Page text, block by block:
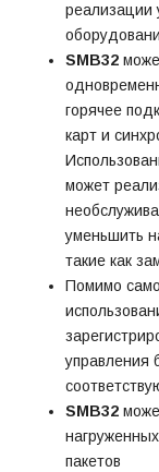
реализации
SMB32
горячее
карт и
может
уменьшить
такие как
Помимо
управления
SMB32
пакетов